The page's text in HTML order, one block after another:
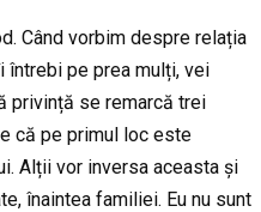
Când vorbim despre relația
pe prea mulți, vei
privință se remarcă trei
că pe primul loc este
Alții vor inversa aceasta și
înaintea familiei. Eu nu sunt